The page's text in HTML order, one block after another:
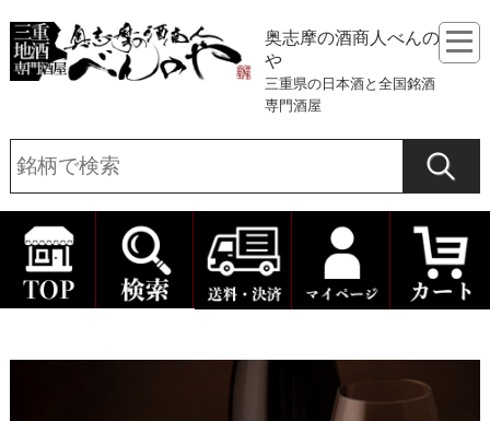
奥志摩の酒商人べんの
や
三重県の日本酒と全国銘酒
専門酒屋